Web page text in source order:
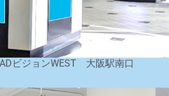
ビジョンWEST 大阪駅南口